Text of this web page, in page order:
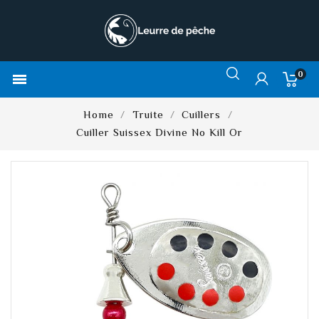
 0
Home Truite
Cuillers
Cuiller Suissex Divine No Kill Or